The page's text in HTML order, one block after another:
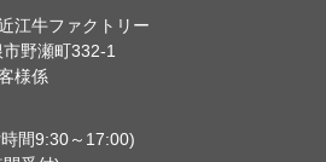
牛ファクトリー
野瀬町332-1
様係
間9:30～17:00)